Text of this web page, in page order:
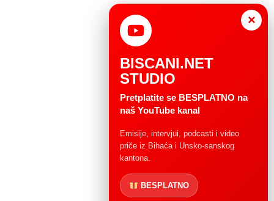
×
BISCANI.NET
STUDIO
Pretplatite se BESPLATNO na
naš YouTube kanal
Emisije, intervjui, podcasti i video
priče iz Bihaća i Unsko-sanskog
kantona.
BESPLATNO